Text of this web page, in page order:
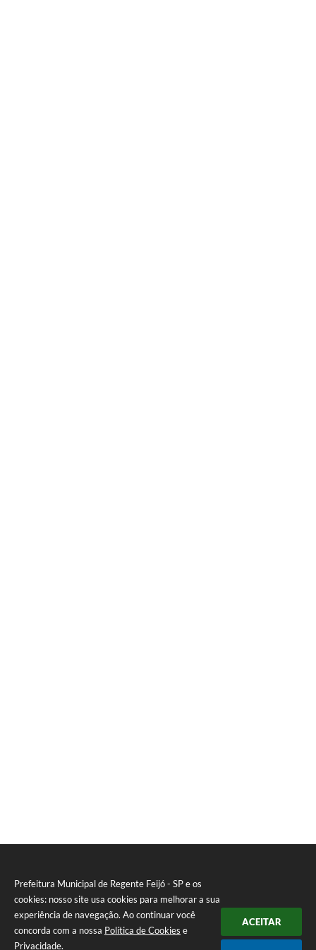
Prefeitura Municipal de Regente Feijó - SP e os
cookies: nosso site usa cookies para melhorar a sua
experiência de navegação. Ao continuar você
concorda com a nossa Política de Cookies e
Privacidade.
ACEITAR